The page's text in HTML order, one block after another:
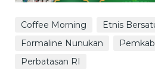
Coffee Morning
Etnis
Formaline Nunukan
Perbatasan RI